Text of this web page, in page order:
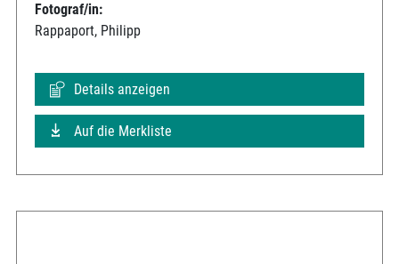
Fotograf/in:
Rappaport, Philipp
Details anzeigen
Auf die Merkliste